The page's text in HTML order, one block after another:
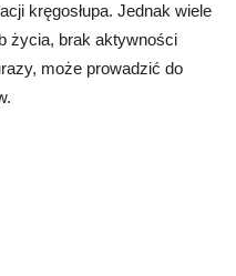
kręgosłupa. Jednak wiele
życia, brak aktywności
może prowadzić do